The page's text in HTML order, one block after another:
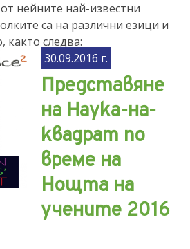
нейните най-известни
са на различни езици и
както следва:
30.09.2016 г.
Представяне
на Наука-на-
квадрат по
време на
Нощта на
учените 2016